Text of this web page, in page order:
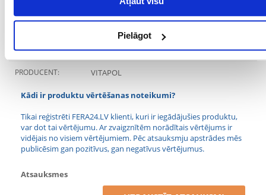
Pielāgot
PAPILDU IEGUVUMI
Vitamīnu piegāde
SUGA:
PRODUCENT: VITAPOL
Kādi ir produktu vērtēšanas noteikumi?
Tikai reģistrēti FERA24.LV klienti, kuri ir iegādājušies produktu,
var dot tai vērtējumu. Ar zvaigznītēm norādītais vērtējums ir
vidējais no visiem vērtējumiem. Pēc atsauksmju apstrādes mēs
publicēsim gan pozitīvus, gan negatīvus vērtējumus.
Atsauksmes